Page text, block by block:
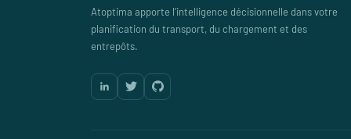
Atoptima apporte l’intelligence décisionnelle dans votre
planification du transport, du chargement et des
entrepôts.